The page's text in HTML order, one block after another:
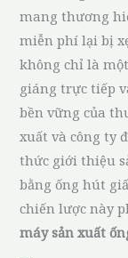
mang thương
miễn phí lại bị
không chỉ là
giáng trực tiếp
bền vững của
xuất và công ty
thức giới thiệu
bằng ống hút
chiến lược này
máy sản xuất